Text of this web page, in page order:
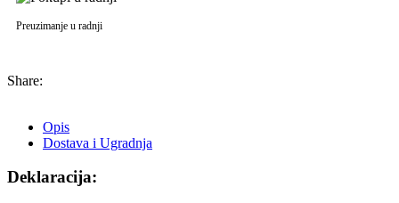
Preuzimanje u radnji
Share:
Opis
Dostava i Ugradnja
Deklaracija: